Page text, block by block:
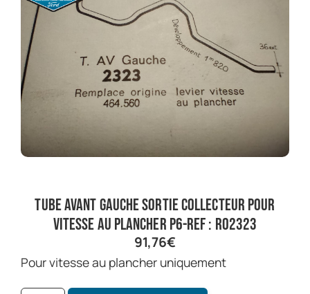
tube avant gauche sortie collecteur pour
vitesse au plancher P6-ref : RO2323
91,76€
pour vitesse au plancher uniquement